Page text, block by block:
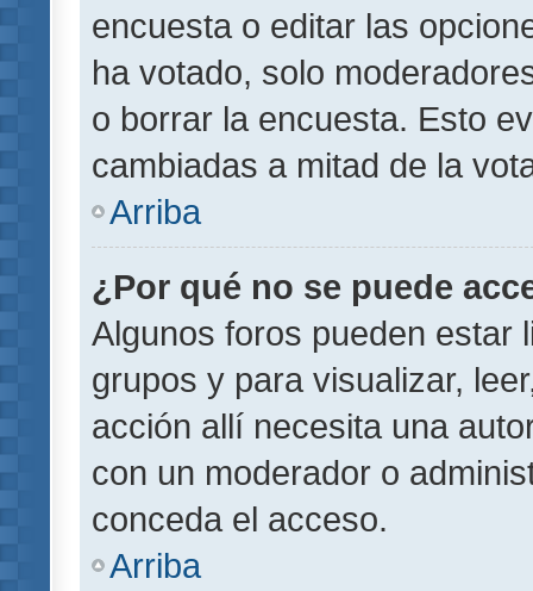
encuesta o editar las
ha votado, solo
o borrar la encuesta. Esto
cambiadas a mitad de la
Arriba
¿Por qué no se puede
Algunos foros pueden estar
grupos y para visualizar,
acción allí necesita una
con un moderador o
conceda el acceso.
Arriba